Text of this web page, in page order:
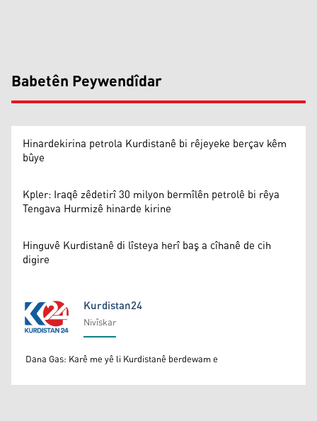
Babetên Peywendîdar
Hinardekirina petrola Kurdistanê bi rêjeyeke berçav kêm
bûye
Kpler: Iraqê zêdetirî 30 milyon bermîlên petrolê bi rêya
Tengava Hurmizê hinarde kirine
Hinguvê Kurdistanê di lîsteya herî baş a cîhanê de cih
digire
Kurdistan24
Kurdistan24
Nivîskar
Dana Gas: Karê me yê li Kurdistanê berdewam e